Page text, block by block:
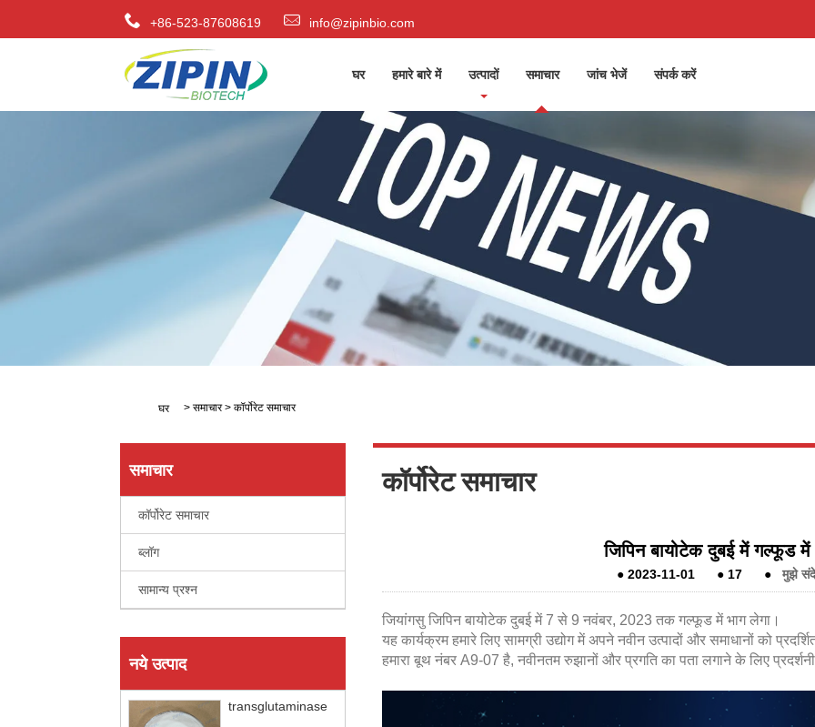
+86-523-87608619 info@zipinbio.com
घर हमारे बारे में उत्पादों समाचार जांच भेजें संपर्क करें
घर > समाचार > कॉर्पोरेट समाचार
समाचार
कॉर्पोरेट समाचार
ब्लॉग
सामान्य प्रश्न
नये उत्पाद
transglutaminase
कॉर्पोरेट समाचार
जिपिन बायोटेक दुबई में गल्फूड में
●2023-11-01 ●17 ● मुझे
जियांगसु जिपिन बायोटेक दुबई में 7 से 9 नवंबर, 2023 तक गल्फूड में भाग लेगा।
यह कार्यक्रम हमारे लिए सामग्री उद्योग में अपने नवीन उत्पादों और समाधानों को
हमारा बूथ नंबर A9-07 है, नवीनतम रुझानों और प्रगति का पता लगाने के लिए